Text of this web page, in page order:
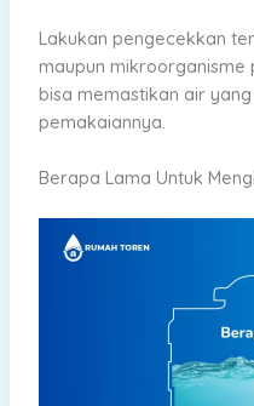
Lakukan pengecekkan
maupun mikroorganisme
bisa memastikan air
pemakaiannya.
Berapa Lama Untuk